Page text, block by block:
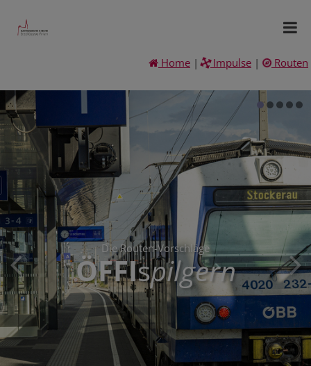
Home | Impulse | Routen
Die Routen-Vorschläge
ÖFFIspilgern